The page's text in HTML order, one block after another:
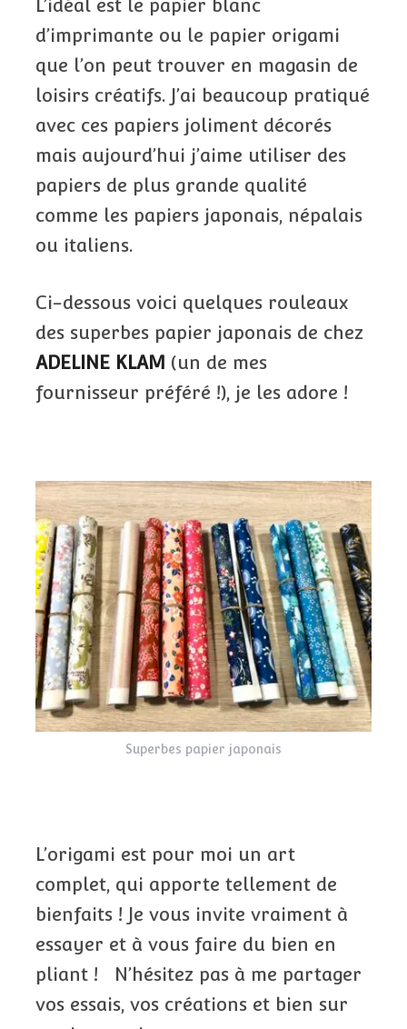
L’idéal est le papier blanc
d’imprimante ou le papier origami
que l’on peut trouver en magasin de
loisirs créatifs. J’ai beaucoup pratiqué
avec ces papiers joliment décorés
mais aujourd’hui j’aime utiliser des
papiers de plus grande qualité
comme les papiers japonais, népalais
ou italiens.
Ci-dessous voici quelques rouleaux
des superbes papier japonais de chez
ADELINE KLAM (un de mes
fournisseur préféré !), je les adore !
Superbes papier japonais
L’origami est pour moi un art
complet, qui apporte tellement de
bienfaits ! Je vous invite vraiment à
essayer et à vous faire du bien en
pliant ! N’hésitez pas à me partager
vos essais, vos créations et bien sur